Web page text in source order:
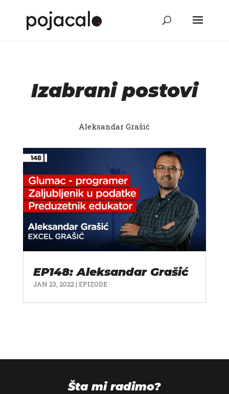
Izabrani postovi
Aleksandar Grašić
EP148: Aleksandar Grašić
JAN 23, 2022| EPIZODE
Šta mi radimo?